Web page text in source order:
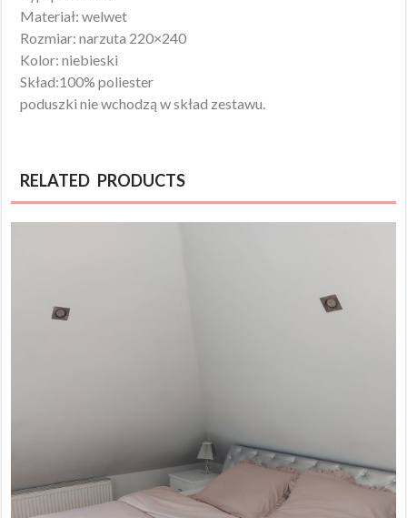
Materiał: welwet
Rozmiar: narzuta 220×240
Kolor: niebieski
Skład:100% poliester
poduszki nie wchodzą w skład zestawu.
RELATED PRODUCTS